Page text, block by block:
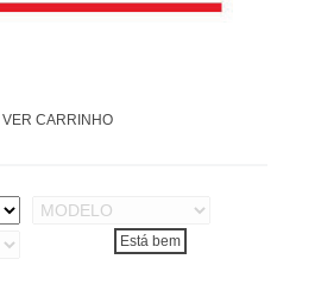
VER CARRINHO